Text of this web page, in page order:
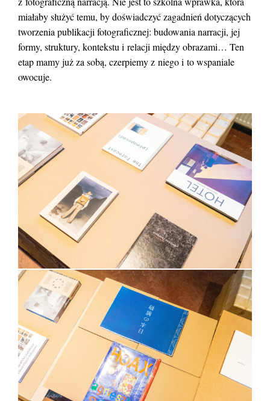
miałaby służyć temu, by doświadczyć zagadnień dotyczących
tworzenia publikacji fotograficznej: budowania narracji, jej
formy, struktury, kontekstu i relacji między obrazami… Ten
etap mamy już za sobą, czerpiemy z niego i to wspaniale
owocuje.